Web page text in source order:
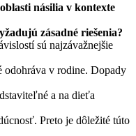
násilia v kontexte
zásadné riešenia?
sú najzávažnejšie
odohráva v rodine. Dopady
a na dieťa
Preto je dôležité túto